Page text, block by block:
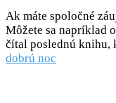
Ak máte spoločné
Môžete sa napríklad
čítal poslednú knihu,
dobrú noc